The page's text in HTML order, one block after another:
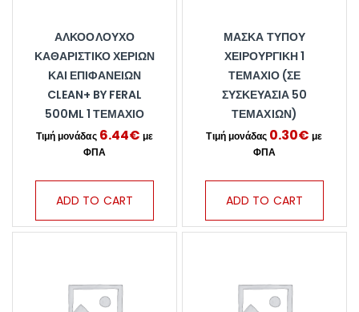
ΑΛΚΟΟΛΟΎΧΟ
ΚΑΘΑΡΙΣΤΙΚΌ ΧΕΡΙΏΝ
ΚΑΙ ΕΠΙΦΑΝΕΙΏΝ
CLEAN+ BY FERAL
500ML 1 ΤΕΜΆΧΙΟ
6.44€
ADD TO CART
ΜΆΣΚΑ ΤΎΠΟΥ
ΧΕΙΡΟΥΡΓΙΚΉ 1
ΤΕΜΆΧΙΟ (ΣΕ
ΣΥΣΚΕΥΑΣΊΑ 50
ΤΕΜΑΧΊΩΝ)
0.30€
ADD TO CART